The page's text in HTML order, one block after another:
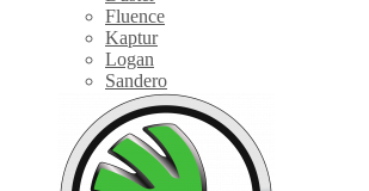
Fluence
Kaptur
Logan
Sandero